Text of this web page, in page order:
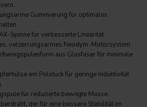
Gummierung für optimales
Spinne für verbesserte Linearität
verzerrungsarmes Neodym-Motorsystem
aus Glasfaser für minimale
am Polstück für geringe Induktivität
für reduzierte bewegte Masse.
der für eine bessere Stabilität im